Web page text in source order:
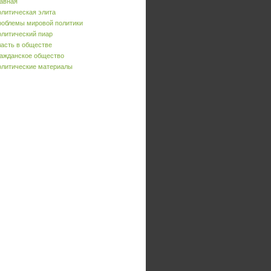
элита
мировой политики
пиар
в обществе
общество
материалы